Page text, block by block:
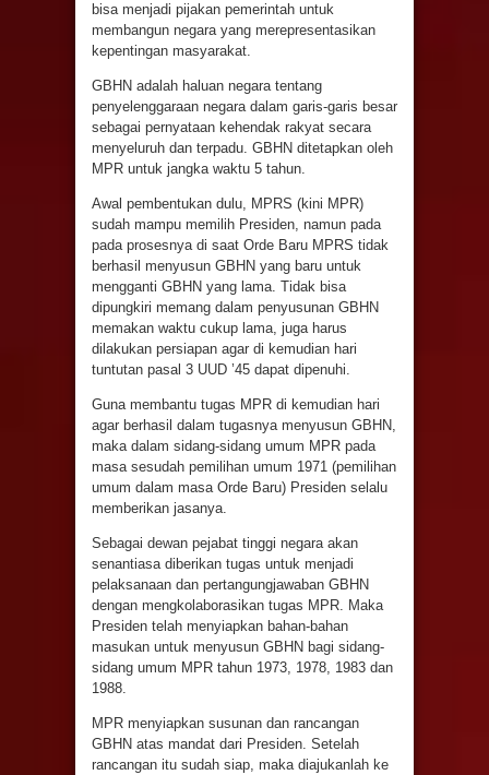
bisa menjadi pijakan pemerintah untuk
membangun negara yang merepresentasikan
kepentingan masyarakat.
GBHN adalah haluan negara tentang
penyelenggaraan negara dalam garis-garis besar
sebagai pernyataan kehendak rakyat secara
menyeluruh dan terpadu. GBHN ditetapkan oleh
MPR untuk jangka waktu 5 tahun.
Awal pembentukan dulu, MPRS (kini MPR)
sudah mampu memilih Presiden, namun pada
pada prosesnya di saat Orde Baru MPRS tidak
berhasil menyusun GBHN yang baru untuk
mengganti GBHN yang lama. Tidak bisa
dipungkiri memang dalam penyusunan GBHN
memakan waktu cukup lama, juga harus
dilakukan persiapan agar di kemudian hari
tuntutan pasal 3 UUD ’45 dapat dipenuhi.
Guna membantu tugas MPR di kemudian hari
agar berhasil dalam tugasnya menyusun GBHN,
maka dalam sidang-sidang umum MPR pada
masa sesudah pemilihan umum 1971 (pemilihan
umum dalam masa Orde Baru) Presiden selalu
memberikan jasanya.
Sebagai dewan pejabat tinggi negara akan
senantiasa diberikan tugas untuk menjadi
pelaksanaan dan pertangungjawaban GBHN
dengan mengkolaborasikan tugas MPR. Maka
Presiden telah menyiapkan bahan-bahan
masukan untuk menyusun GBHN bagi sidang-
sidang umum MPR tahun 1973, 1978, 1983 dan
1988.
MPR menyiapkan susunan dan rancangan
GBHN atas mandat dari Presiden. Setelah
rancangan itu sudah siap, maka diajukanlah ke